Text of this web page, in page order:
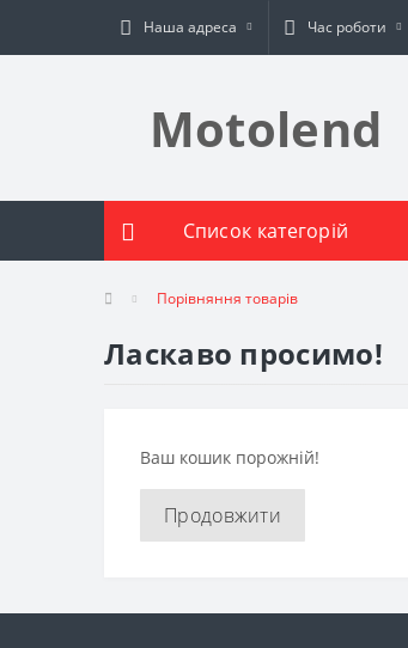
Наша адреса Час роботи
Motolend
Список категорій
Порівняння товарів
Ласкаво просимо!
Ваш кошик порожній!
Продовжити